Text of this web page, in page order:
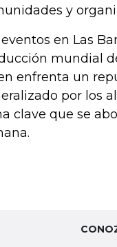
y
eventos en Las
mundial
enfrenta un
por los
clave que se